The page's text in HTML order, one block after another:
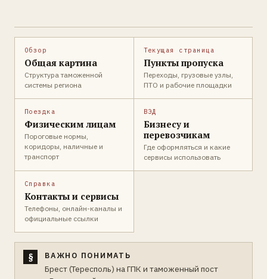
Обзор
Общая картина
Структура таможенной
системы региона
Текущая страница
Пункты пропуска
Переходы, грузовые узлы,
ПТО и рабочие площадки
Поездка
Физическим лицам
Пороговые нормы,
коридоры, наличные и
транспорт
ВЭД
Бизнесу и
перевозчикам
Где оформляться и какие
сервисы использовать
Справка
Контакты и сервисы
Телефоны, онлайн-каналы и
официальные ссылки
ВАЖНО ПОНИМАТЬ
Брест (Тересполь) на ГПК и таможенный пост